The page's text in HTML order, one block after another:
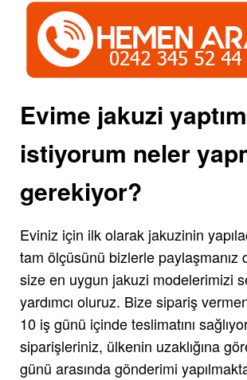
Evime jakuzi
istiyorum neler
gerekiyor?
Eviniz için ilk olarak jakuzinin
tam ölçüsünü bizlerle paylaşmanız
size en uygun jakuzi modelerimizi
yardımcı oluruz. Bize sipariş
10 iş günü içinde teslimatını
siparişleriniz, ülkenin uzaklığına
günü arasında gönderimi